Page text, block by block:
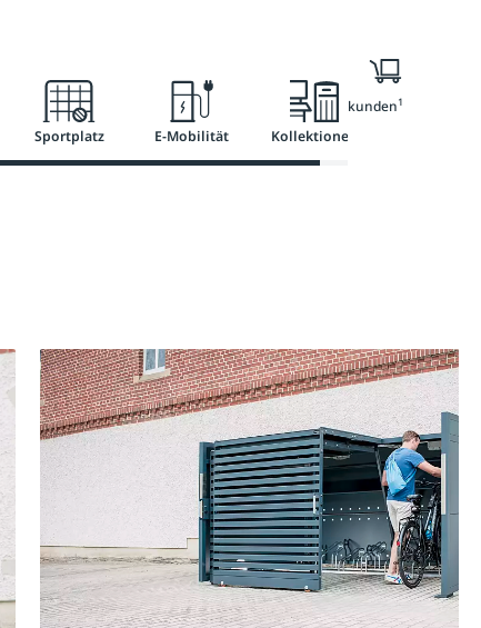
Sportplatz E-Mobilität Kollektionen
Nur für Geschäftskunden1